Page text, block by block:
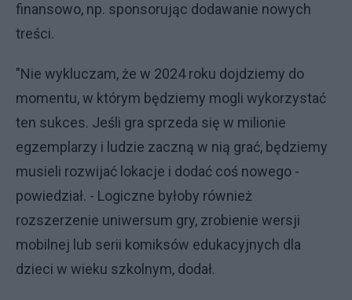
finansowo, np. sponsorując dodawanie nowych
treści.
"Nie wykluczam, że w 2024 roku dojdziemy do
momentu, w którym będziemy mogli wykorzystać
ten sukces. Jeśli gra sprzeda się w milionie
egzemplarzy i ludzie zaczną w nią grać, będziemy
musieli rozwijać lokacje i dodać coś nowego -
powiedział. - Logiczne byłoby również
rozszerzenie uniwersum gry, zrobienie wersji
mobilnej lub serii komiksów edukacyjnych dla
dzieci w wieku szkolnym, dodał.